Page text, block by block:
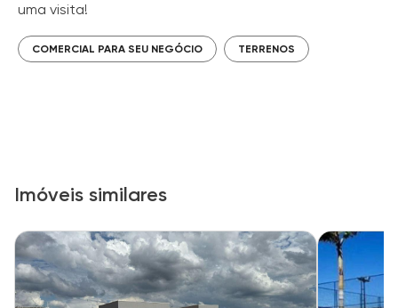
uma visita!
COMERCIAL PARA SEU NEGÓCIO TERRENOS
Imóveis similares